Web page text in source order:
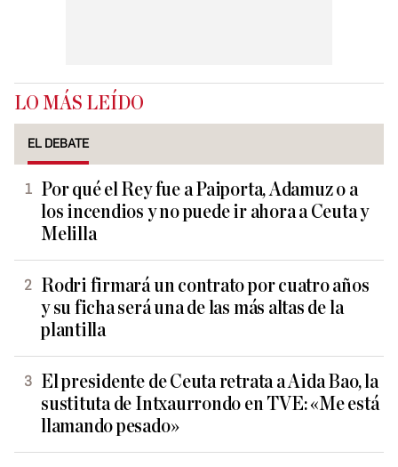
LO MÁS LEÍDO
EL DEBATE
Por qué el Rey fue a Paiporta, Adamuz o a
los incendios y no puede ir ahora a Ceuta y
Melilla
Rodri firmará un contrato por cuatro años
y su ficha será una de las más altas de la
plantilla
El presidente de Ceuta retrata a Aida Bao, la
sustituta de Intxaurrondo en TVE: «Me está
llamando pesado»